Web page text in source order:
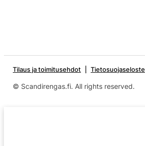
Tilaus ja toimitusehdot Tietosuojaseloste
© Scandirengas.fi. All rights reserved.